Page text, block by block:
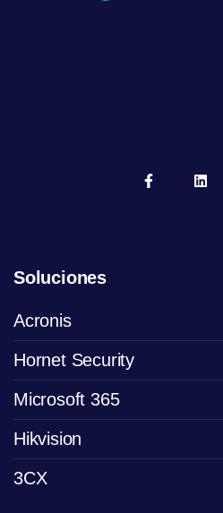
Soluciones
Acronis
Hornet Security
Microsoft 365
Hikvision
3CX